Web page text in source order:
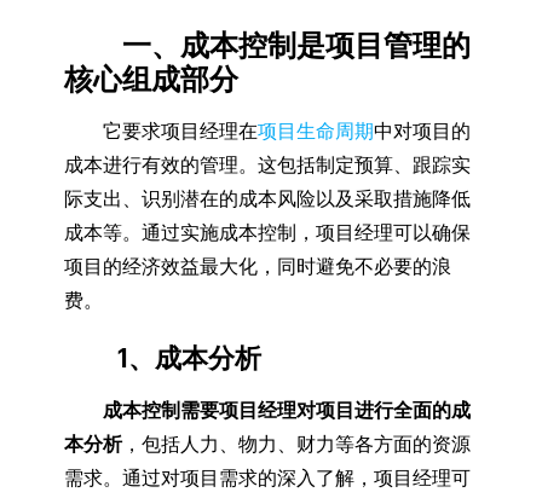
一、成本控制是项目管理的
核心组成部分
它要求项目经理在项目生命周期中对项目的
成本进行有效的管理。这包括制定预算、跟踪实
际支出、识别潜在的成本风险以及采取措施降低
成本等。通过实施成本控制，项目经理可以确保
项目的经济效益最大化，同时避免不必要的浪
费。
1、成本分析
成本控制需要项目经理对项目进行全面的成
本分析，包括人力、物力、财力等各方面的资源
需求。通过对项目需求的深入了解，项目经理可